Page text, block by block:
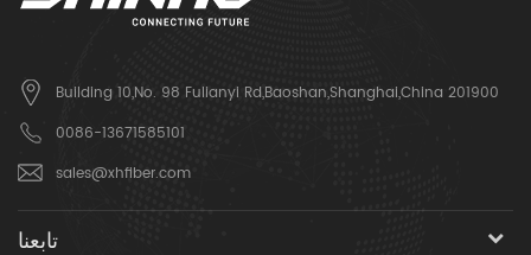
Building 10,No. 98 Fulianyi Rd,Baoshan,Shanghai,China 201900
0086-13671585101
sales@xhfiber.com
تابعنا